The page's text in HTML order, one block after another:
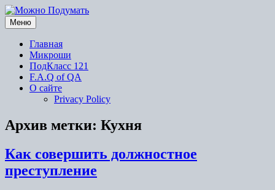
Перейти
к
содержимому
Меню
Главная
Микроши
ПодКласс 121
F.A.Q of QA
О сайте
Privacy Policy
Архив метки: Кухня
Как совершить должностное
преступление